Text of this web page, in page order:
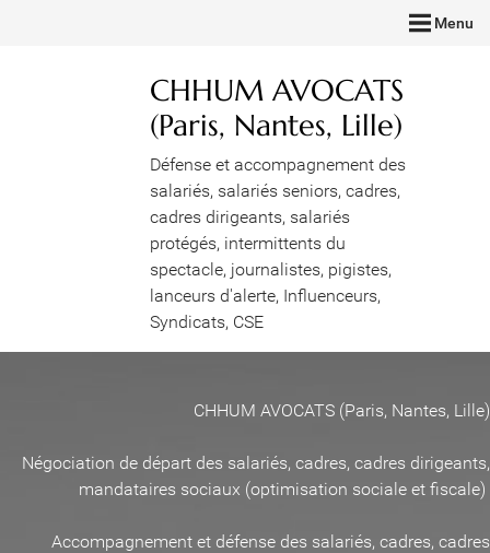
Menu
CHHUM AVOCATS
(Paris, Nantes, Lille)
Défense et accompagnement des
salariés, salariés seniors, cadres,
cadres dirigeants, salariés
protégés, intermittents du
spectacle, journalistes, pigistes,
lanceurs d'alerte, Influenceurs,
Syndicats, CSE
CHHUM AVOCATS (Paris, Nantes, Lille)
Négociation de départ des salariés, cadres, cadres dirigeants,
mandataires sociaux (optimisation sociale et fiscale)
Accompagnement et défense des salariés, cadres, cadres